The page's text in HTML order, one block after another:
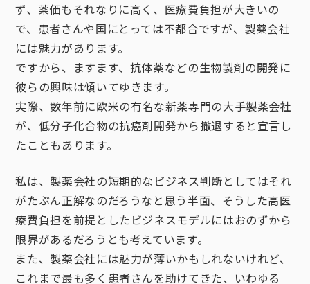
ず、薬価もそれなりに高く、医療費負担が大きいの
で、患者さんや国にとっては不都合ですが、製薬会社
には魅力があります。
ですから、ますます、抗体薬などの生物製剤の開発に
彼らの興味は傾いてゆきます。
実際、数年前に欧米の有名な新薬専門の大手製薬会社
が、低分子化合物の抗癌剤開発から撤退すると宣言し
たこともあります。
私は、製薬会社の短期的なビジネス判断としてはそれ
がたぶん正解なのだろうなと思う半面、そうした高医
療費負担を前提としたビジネスモデルにはおのずから
限界があるだろうとも考えています。
また、製薬会社には魅力が薄いかもしれないけれど、
これまで最も多く患者さんを助けてきた、いわゆる